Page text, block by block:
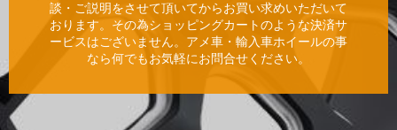
談・ご説明をさせて頂いてからお買い求めいただいて
おります。その為ショッピングカートのような決済サ
ービスはございません。アメ車・輸入車ホイールの事
なら何でもお気軽にお問合せください。